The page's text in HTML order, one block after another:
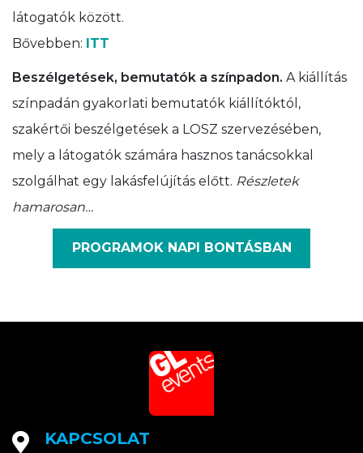
látogatók között.
Bővebben: ITT
Beszélgetések, bemutatók a színpadon. A kiállítás
színpadán gyakorlati bemutatók kiállítóktól,
szakértői beszélgetések a LOSZ szervezésében,
mely a látogatók számára hasznos tanácsokkal
szolgálhat egy lakásfelújítás előtt. Részletek
hamarosan…
PROGRAMOK NAPI BONTÁSBAN
KAPCSOLAT